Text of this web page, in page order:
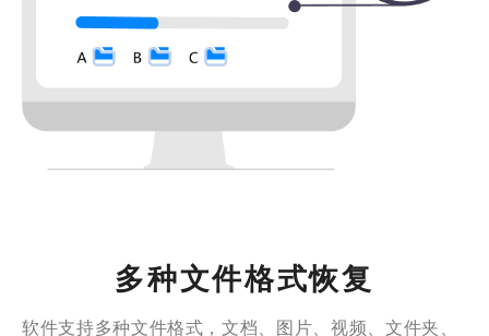
多种文件格式恢复
软件支持多种文件格式，文档、图片、视频、文件夹、
Sun Rise
文件没来得及备份就被删了，真的好难过